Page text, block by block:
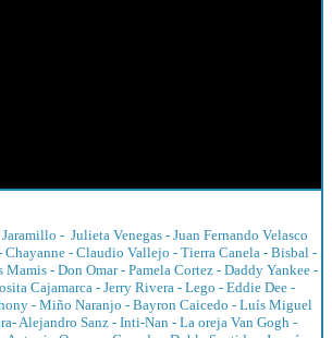
- Julieta Venegas - Juan Fernando Velasco
Chayanne - Claudio Vallejo - Tierra Canela - Bisbal -
Mamis- Don Omar- Pamela Cortez- Daddy Yankee-
Cajamarca - Jerry Rivera - Lego - Eddie Dee -
- Miño Naranjo - Bayron Caicedo - Luís Miguel
-Alejandro Sanz- Inti-Nan - La oreja Van Gogh-